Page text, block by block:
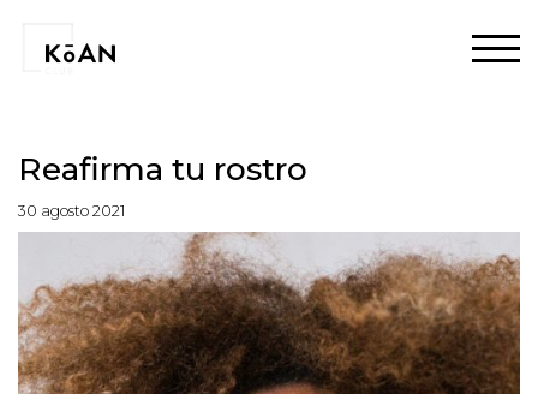
Reafirma tu rostro
30 agosto 2021